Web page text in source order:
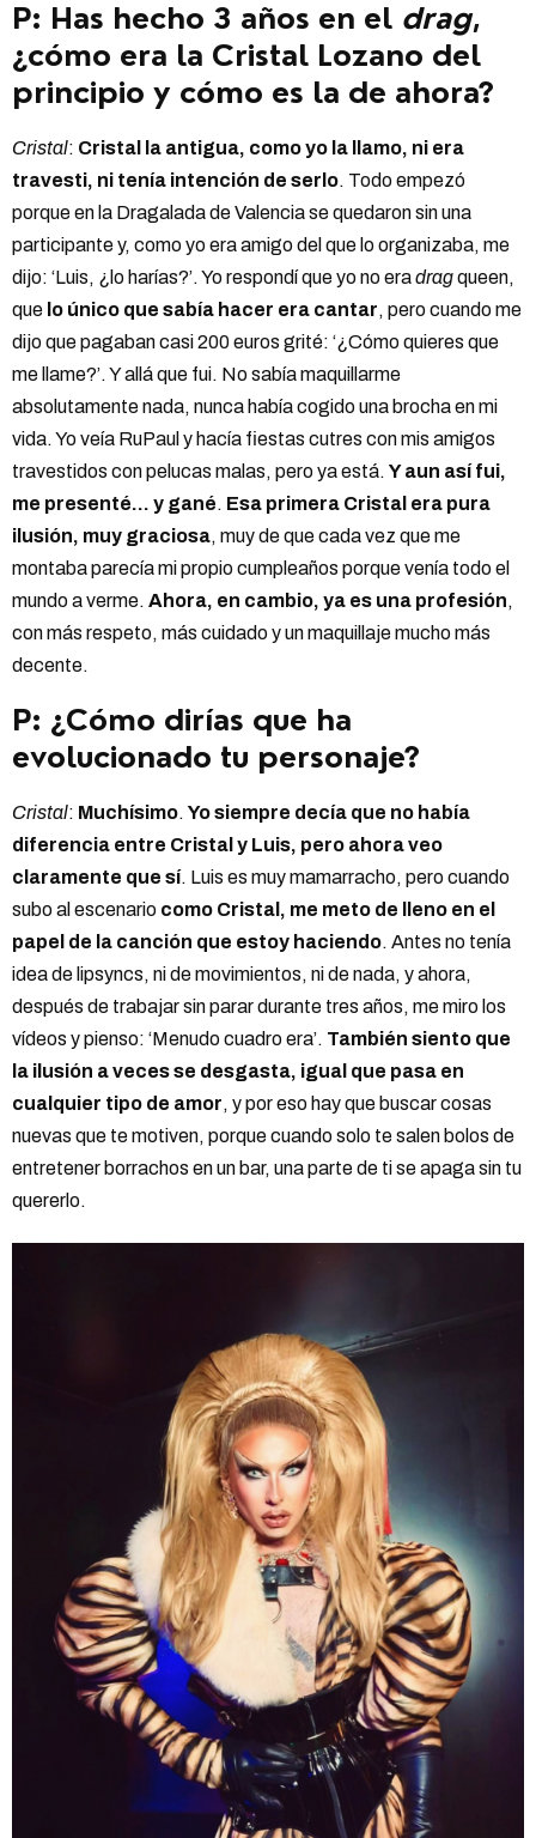
P: Has hecho 3 años en el drag,
¿cómo era la Cristal Lozano del
principio y cómo es la de ahora?
Cristal: Cristal la antigua, como yo la llamo, ni era
travesti, ni tenía intención de serlo. Todo empezó
porque en la Dragalada de Valencia se quedaron sin una
participante y, como yo era amigo del que lo organizaba, me
dijo: ‘Luis, ¿lo harías?’. Yo respondí que yo no eradragqueen,
que lo único que sabía hacer era cantar, pero cuando me
dijo que pagaban casi 200 euros grité: ‘¿Cómo quieres que
me llame?’. Y allá que fui. No sabía maquillarme
absolutamente nada, nunca había cogido una brocha en mi
vida. Yo veía RuPaul y hacía fiestas cutres con mis amigos
travestidos con pelucas malas, pero ya está. Y aun así fui,
me presenté… y gané. Esa primera Cristal era pura
ilusión, muy graciosa, muy de que cada vez que me
montaba parecía mi propio cumpleaños porque venía todo el
mundo a verme. Ahora, en cambio, ya es una profesión,
con más respeto, más cuidado y un maquillaje mucho más
decente.
P: ¿Cómo dirías que ha
evolucionado tu personaje?
Cristal: Muchísimo. Yo siempre decía que no había
diferencia entre Cristal y Luis, pero ahora veo
claramente que sí. Luis es muy mamarracho, pero cuando
subo al escenario como Cristal, me meto de lleno en el
papel de la canción que estoy haciendo. Antes no tenía
idea de lipsyncs, ni de movimientos, ni de nada, y ahora,
después de trabajar sin parar durante tres años, me miro los
vídeos y pienso: ‘Menudo cuadro era’. También siento que
la ilusión a veces se desgasta, igual que pasa en
cualquier tipo de amor, y por eso hay que buscar cosas
nuevas que te motiven, porque cuando solo te salen bolos de
entretener borrachos en un bar, una parte de ti se apaga sin tu
quererlo.